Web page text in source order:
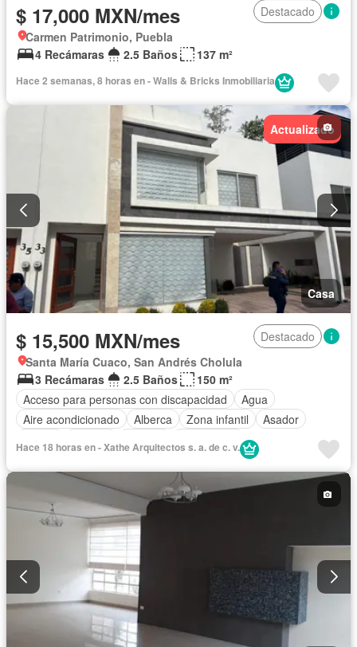
$ 17,000 MXN/mes
Destacado
Carmen Patrimonio, Puebla
4 Recámaras
2.5 Baños 137 m²
Hace 2 semanas, 8 horas en - Walls & Bricks Inmobiliaria
Actualizado
Casa
$ 15,500 MXN/mes
Destacado
Santa María Cuaco, San Andrés Cholula
3 Recámaras
2.5 Baños
150 m²
Acceso para personas con discapacidad
Agua
Aire acondicionado
Alberca Zona infantil
Asador
Circuito cerrado de televisión
Chimenea
Cisterna Cocina equipada
Cocina integral
Cuarto de Limpieza
Cuarto de servicio
Estacionamiento
Gimnasio
Recámara con closet
Seguridad
Televisión por cable
Vista panorámica
Wifi Zonas verdes
Permite mascotas
Permite niños
Sin amueblar
Hace 18 horas en - Xathe Arquitectos s. a. de c. v.